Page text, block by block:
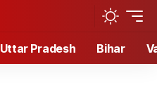
Uttar Pradesh Bihar